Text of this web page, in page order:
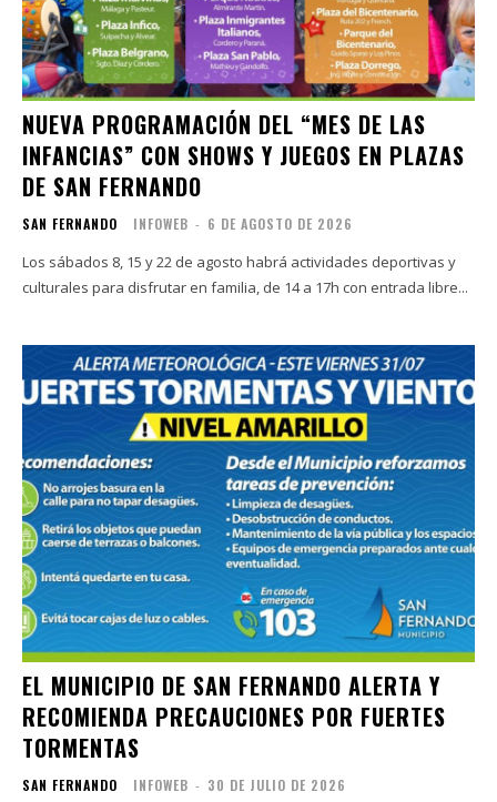
NUEVA PROGRAMACIÓN DEL “MES DE LAS
INFANCIAS” CON SHOWS Y JUEGOS EN PLAZAS
DE SAN FERNANDO
SAN FERNANDO INFOWEB - 6 DE AGOSTO DE 2026
Los sábados 8, 15 y 22 de agosto habrá actividades deportivas y
culturales para disfrutar en familia, de 14 a 17h con entrada libre...
EL MUNICIPIO DE SAN FERNANDO ALERTA Y
RECOMIENDA PRECAUCIONES POR FUERTES
TORMENTAS
SAN FERNANDO INFOWEB - 30 DE JULIO DE 2026